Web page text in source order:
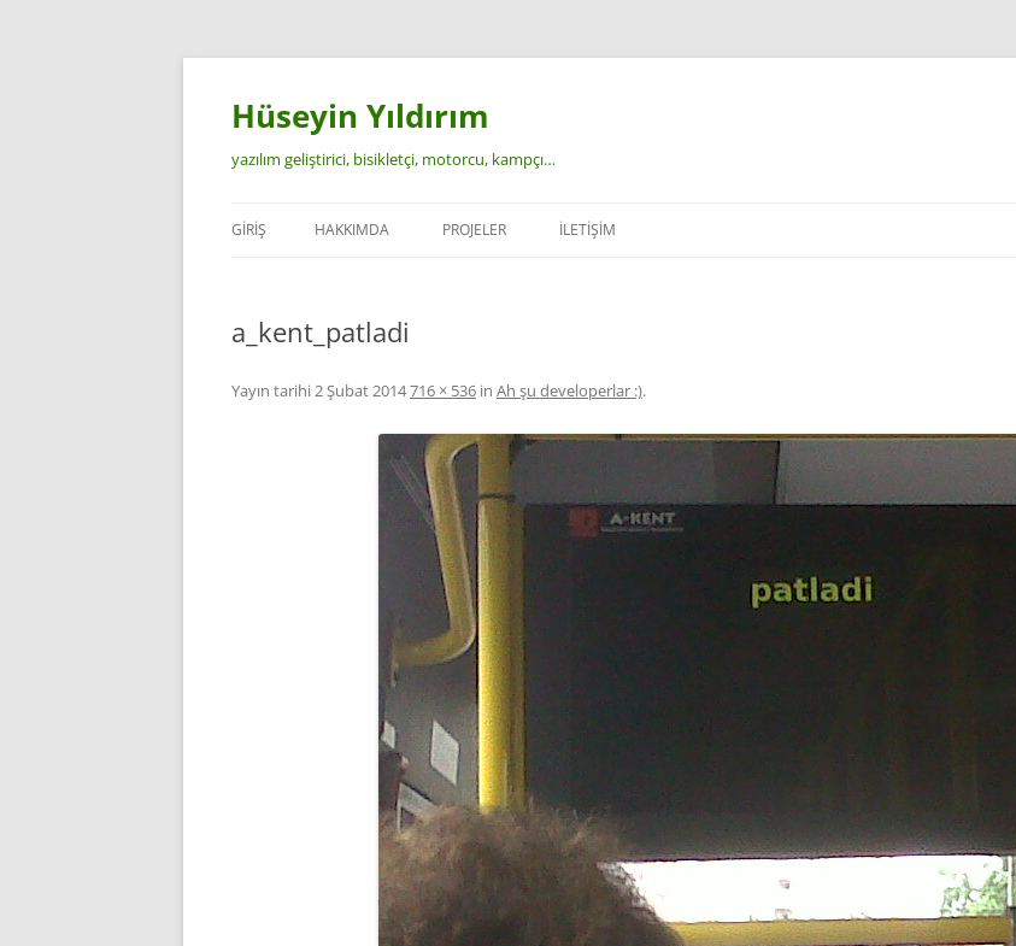
İçeriğe
Hüseyin Yıldırım
yazılım geliştirici, bisikletçi, motorcu, kampçı…
GIRIŞ HAKKIMDA PROJELER İLETIŞIM
a_kent_patladi
Yayın tarihi2 Şubat 2014716 × 536 in Ah şu developerlar :).